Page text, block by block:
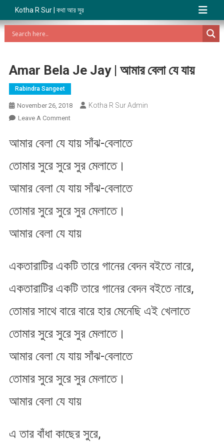
Kotha R Sur | কথা আর সুর
Amar Bela Je Jay | আমার বেলা যে যায়
Rabindra Sangeet
November 26, 2018 Kotha R Sur Admin
Leave A CommentOn
Bela
Jay
আমার
যে
আমার বেলা যে যায় সাঁঝ-বেলাতে
তোমার সুরে সুরে সুর মেলাতে।
আমার বেলা যে যায় সাঁঝ-বেলাতে
তোমার সুরে সুরে সুর মেলাতে।
আমার বেলা যে যায়
একতারাটির একটি তারে গানের বেদন বইতে নারে,
একতারাটির একটি তারে গানের বেদন বইতে নারে,
তোমার সাথে বারে বারে হার মেনেছি এই খেলাতে
তোমার সুরে সুরে সুর মেলাতে।
আমার বেলা যে যায় সাঁঝ-বেলাতে
তোমার সুরে সুরে সুর মেলাতে।
আমার বেলা যে যায়
এ তার বাঁধা কাছের সুরে,